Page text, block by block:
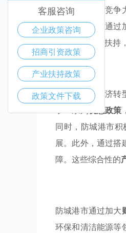
升企业的市场竞争
转型。同时，通过
这种惠企政策扶持
在当前全球经济转
了一系列优惠政策
同时，防城港市
展。此外，通过搭
障。这些综合性的
防城港市通过加大
环保和清洁能源等
客服咨询
企业政策咨询
招商引资政策
产业扶持政策
政策文件下载